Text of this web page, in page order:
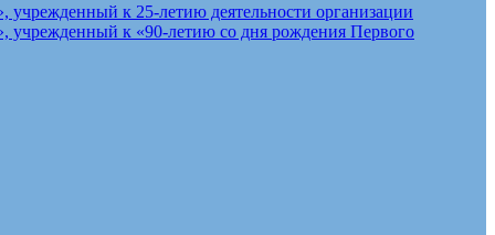
к 25-летию деятельности организации
к «90-летию со дня рождения Первого